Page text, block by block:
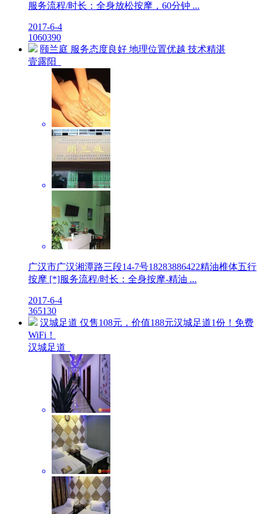
服务流程/时长：全身放松按摩，60分钟 ...
2017-6-4
1060390
颐兰庭 服务态度良好 地理位置优越 技术精湛
壹露阳
广汉市广汉湘潭路三段14-7号18283886422精油椎体五行
按摩 [*]服务流程/时长：全身按摩-精油 ...
2017-6-4
365130
汉城足道 仅售108元，价值188元汉城足道1份！免费
WiFi！
汉城足道